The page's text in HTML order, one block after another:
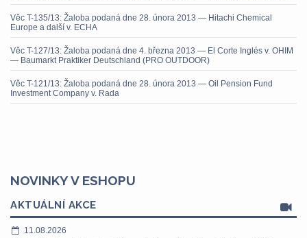
Věc T-135/13: Žaloba podaná dne 28. února 2013 — Hitachi Chemical
Europe a další v. ECHA
Věc T-127/13: Žaloba podaná dne 4. března 2013 — El Corte Inglés v. OHIM
— Baumarkt Praktiker Deutschland (PRO OUTDOOR)
Věc T-121/13: Žaloba podaná dne 28. února 2013 — Oil Pension Fund
Investment Company v. Rada
NOVINKY V ESHOPU
AKTUÁLNÍ AKCE
11.08.2026